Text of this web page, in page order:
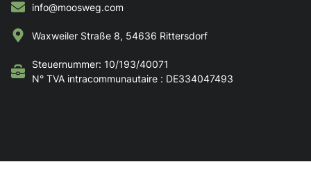
info@moosweg.com
Waxweiler Straße 8, 54636 Rittersdorf
Steuernummer: 10/193/40071
N° TVA intracommunautaire : DE334047493